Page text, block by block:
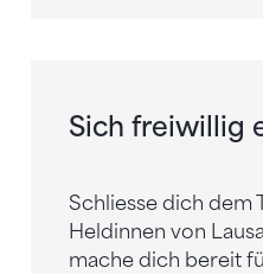
Sich freiwillig
Schliesse dich dem
Heldinnen von
mache dich bereit